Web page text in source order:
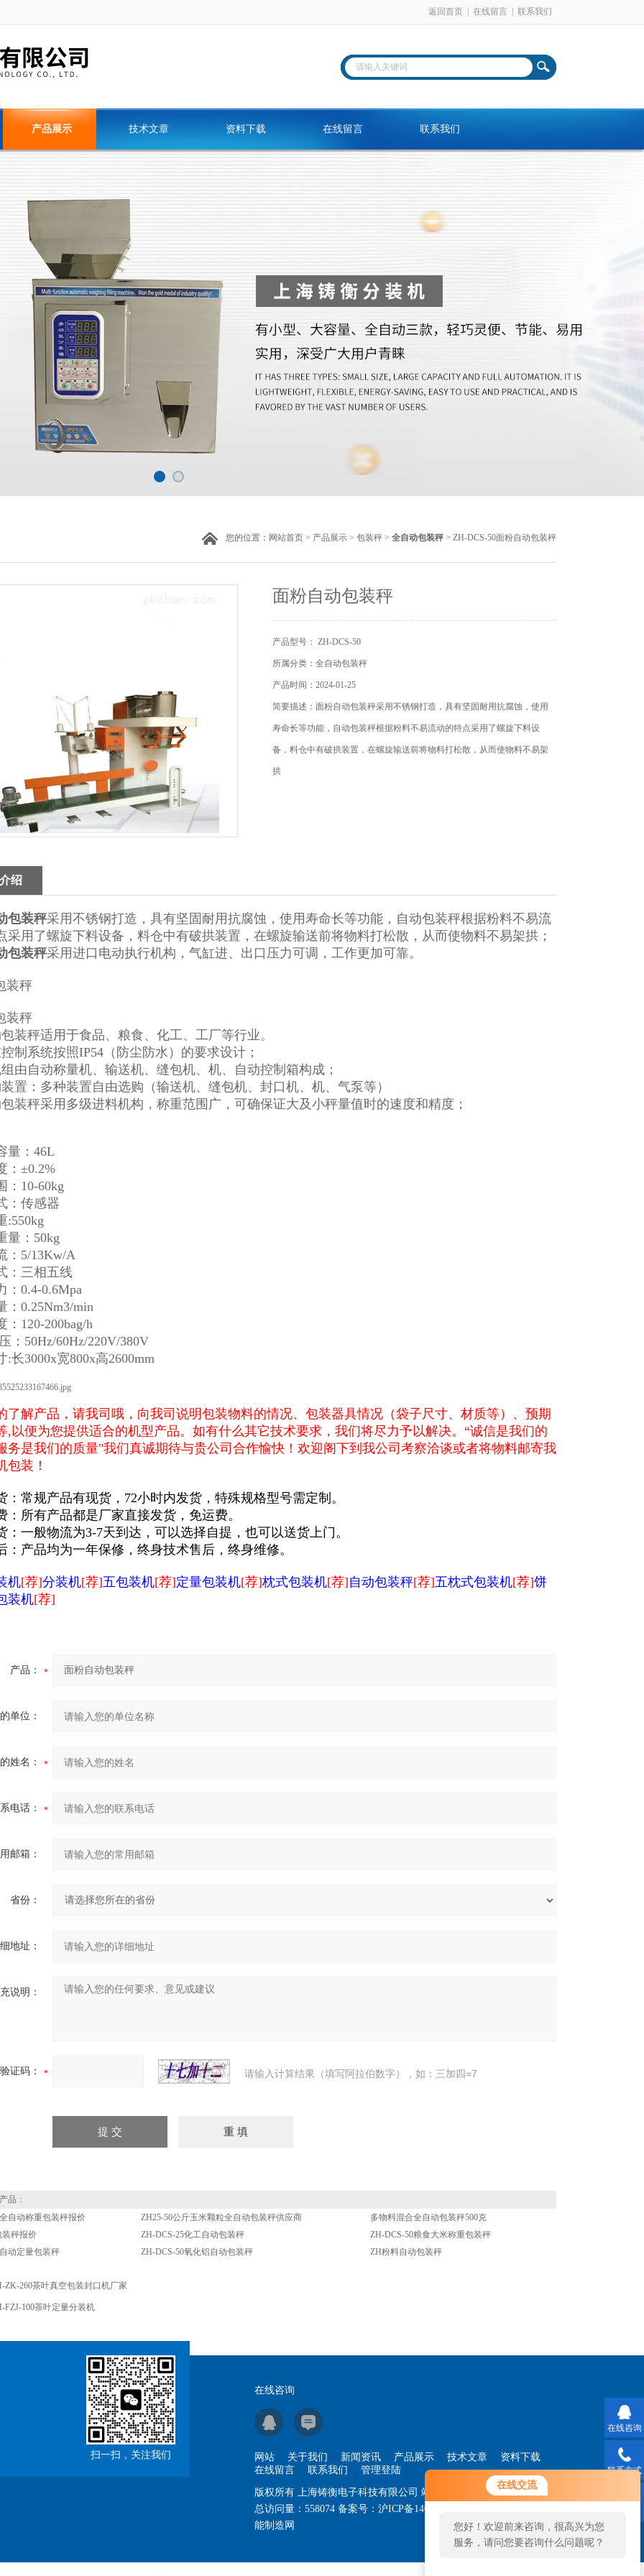
在线交流
您好！欢迎前来咨询，很高兴为您
服务，请问您要咨询什么问题呢？
返回首页 在线留言 联系我们
产品展示 技术文章 资料下载 在线留言 联系我们
您的位置： 网站首页 > 产品展示 > 包装秤 > 全自动包装秤> ZH-DCS-50面粉自动包装秤
面粉自动包装秤
产品型号： ZH-DCS-50
所属分类：全自动包装秤
产品时间：2024-01-25
简要描述：面粉自动包装秤采用不锈钢打造，具有坚固耐用抗腐蚀，使用
寿命长等功能，自动包装秤根据粉料不易流动的特点采用了螺旋下料设
备，料仓中有破拱装置，在螺旋输送前将物料打松散，从而使物料不易架
拱
绍
包装秤采用不锈钢打造，具有坚固耐用抗腐蚀，使用寿命长等功能，自动包装秤根据粉料不易流
采用了螺旋下料设备，料仓中有破拱装置，在螺旋输送前将物料打松散，从而使物料不易架拱；
包装秤采用进口电动执行机构，气缸进、出口压力可调，工作更加可靠。
装秤适用于食品、粮食、化工、工厂等行业。
制系统按照IP54（防尘防水）的要求设计；
由自动称量机、输送机、缝包机、机、自动控制箱构成；
置：多种装置自由选购（输送机、缝包机、封口机、机、气泵等）
装秤采用多级进料机构，称重范围广，可确保证大及小秤量值时的速度和精度；
量：46L
：±0.2%
：10-60kg
：传感器
:550kg
量：50kg
：5/13Kw/A
：三相五线
：0.4-0.6Mpa
：0.25Nm3/min
：120-200bag/h
：50Hz/60Hz/220V/380V
:长3000x宽800x高2600mm
了解产品，请我司哦，向我司说明包装物料的情况、包装器具情况（袋子尺寸、材质等）、预期
,以便为您提供适合的机型产品。如有什么其它技术要求，我们将尽力予以解决。“诚信是我们的
务是我们的质量"我们真诚期待与贵公司合作愉快！欢迎阁下到我公司考察洽谈或者将物料邮寄我
包装！
：常规产品有现货，72小时内发货，特殊规格型号需定制。
：所有产品都是厂家直接发货，免运费。
：一般物流为3-7天到达，可以选择自提，也可以送货上门。
：产品均为一年保修，终身技术售后，终身维修。
机[荐]分装机[荐]五包装机[荐]定量包装机[荐]枕式包装机[荐]自动包装秤[荐]五枕式包装机[荐]饼
装机[荐]
产品：
单位：
姓名：
电话：
邮箱：
省份：
地址：
说明：
验证码： 请输入计算结果（填写阿拉伯数字），如：三加四=7
品：
自动称重包装秤报价
ZH25-50公斤玉米颗粒全自动包装秤供应商
多物料混合全自动包装秤500克
秤报价
ZH-DCS-25化工自动包装秤
ZH-DCS-50粮食大米称重包装秤
动定量包装秤
ZH-DCS-50氧化铝自动包装秤 ZH粉料自动包装秤
ZK-260茶叶真空包装封口机厂家
FZJ-100茶叶定量分装机
扫一扫，关注我们
在线咨询
网站 关于我们 新闻资讯 产品展示 技术文章
资料下载
在线留言
联系我们 管理登陆
版权所有 上海铸衡电子科技有限公司 站点地图
总访问量： 558074 备案号： 沪ICP备14030360号-33
能制造网
在线咨询
联系方式